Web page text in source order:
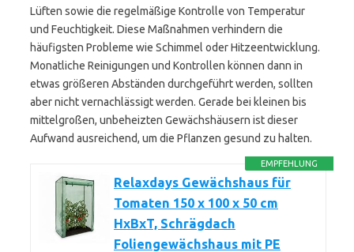
Lüften sowie die regelmäßige Kontrolle von Temperatur
und Feuchtigkeit. Diese Maßnahmen verhindern die
häufigsten Probleme wie Schimmel oder Hitzeentwicklung.
Monatliche Reinigungen und Kontrollen können dann in
etwas größeren Abständen durchgeführt werden, sollten
aber nicht vernachlässigt werden. Gerade bei kleinen bis
mittelgroßen, unbeheizten Gewächshäusern ist dieser
Aufwand ausreichend, um die Pflanzen gesund zu halten.
EMPFEHLUNG
Relaxdays Gewächshaus für
Tomaten 150 x 100 x 50 cm
HxBxT, Schrägdach
Foliengewächshaus mit PE